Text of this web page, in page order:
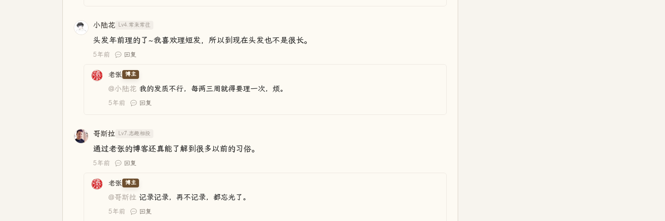
小陆花 Lv4.常来常往
头发年前理的了~我喜欢理短发，所以到现在头发也不是很长。
5年前 回复
老张 博主
@小陆花 我的发质不行，每两三周就得要理一次，烦。
5年前 回复
哥斯拉 Lv7.志趣相投
通过老张的博客还真能了解到很多以前的习俗。
5年前 回复
老张 博主
@哥斯拉 记录记录，再不记录，都忘光了。
5年前 回复